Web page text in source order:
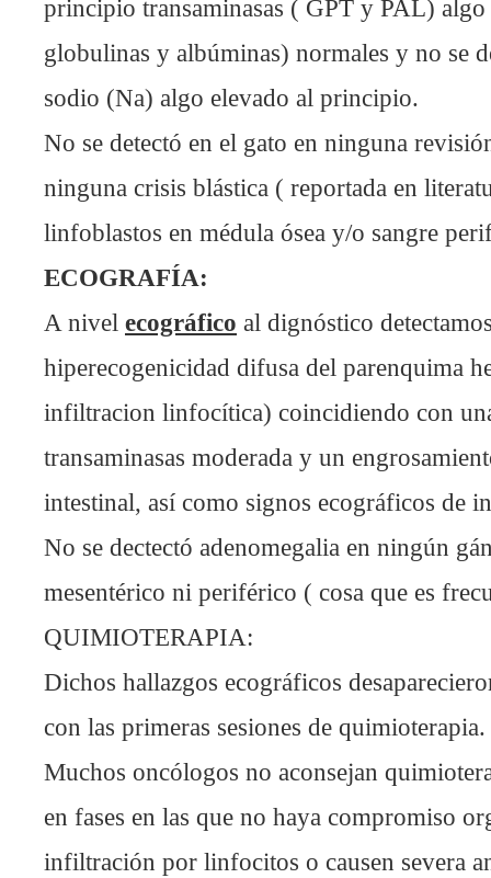
principio transaminasas ( GPT y PAL) algo
globulinas y albúminas) normales y no se
sodio (Na) algo elevado al principio.
No se detectó en el gato en ninguna
ninguna crisis blástica ( reportada en
linfoblastos en médula ósea y/o sangre
ECOGRAFÍA:
A nivel ecográfico al dignóstico
hiperecogenicidad difusa del parenquima
infiltracion linfocítica) coincidiendo con
transaminasas moderada y un
intestinal, así como signos ecográficos de
No se dectectó adenomegalia en ningún
mesentérico ni periférico ( cosa que es
QUIMIOTERAPIA:
Dichos hallazgos ecográficos
con las primeras sesiones de quimioterapia.
Muchos oncólogos no aconsejan
en fases en las que no haya compromiso
infiltración por linfocitos o causen severa